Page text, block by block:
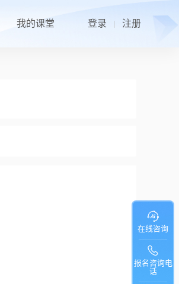
登录 注册
我的课堂
在线咨询
报名咨询电
话